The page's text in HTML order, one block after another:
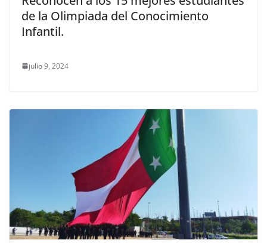
de la Olimpiada del Conocimiento
Infantil.
julio 9, 2024